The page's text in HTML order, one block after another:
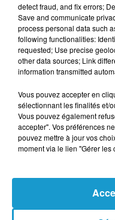
suivra de près les
prodige qui
pour la première
du dépôt de
vous souhaitez
votre accord en
Durant ces trois
detect fraud, and fix errors;
Save and communicate
process personal data such
following functionalities:
requested; Use precise
other data sources; Link
information transmitted
Vous pouvez accepter en
sélectionnant les finalités et/
Vous pouvez également
accepter". Vos préférences
pouvez mettre à jour vos
moment via le lien "Gérer